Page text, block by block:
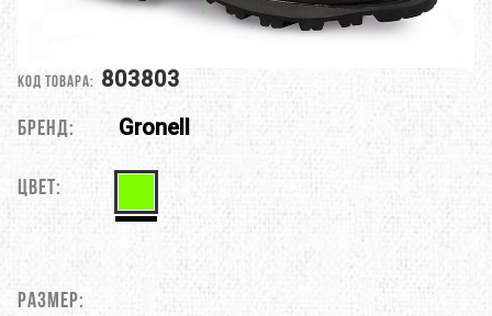
Код товара: 803803
Бренд: Gronell
Цвет:
Размер: